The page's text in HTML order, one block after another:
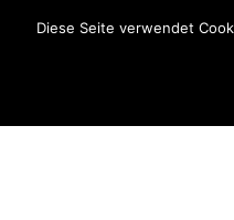
Diese Seite verwendet